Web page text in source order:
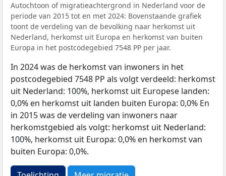
Autochtoon of migratieachtergrond in Nederland voor de
periode van 2015 tot en met 2024: Bovenstaande grafiek
toont de verdeling van de bevolking naar herkomst uit
Nederland, herkomst uit Europa en herkomst van buiten
Europa in het postcodegebied 7548 PP per jaar.
In 2024 was de herkomst van inwoners in het
postcodegebied 7548 PP als volgt verdeeld: herkomst
uit Nederland: 100%, herkomst uit Europese landen:
0,0% en herkomst uit landen buiten Europa: 0,0% En
in 2015 was de verdeling van inwoners naar
herkomstgebied als volgt: herkomst uit Nederland:
100%, herkomst uit Europa: 0,0% en herkomst van
buiten Europa: 0,0%.